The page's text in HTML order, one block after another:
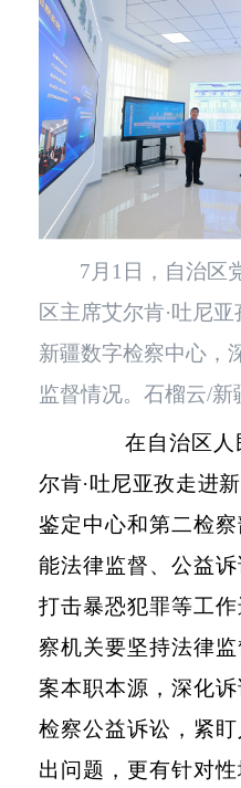
7月1日，自治区
区主席艾尔肯·吐尼
新疆数字检察中心，
监督情况。石榴云/
在自治区人
尔肯·吐尼亚孜走进
鉴定中心和第二检
能法律监督、公益
打击暴恐犯罪等工
察机关要坚持法律
案本职本源，深化
检察公益诉讼，紧
出问题，更有针对